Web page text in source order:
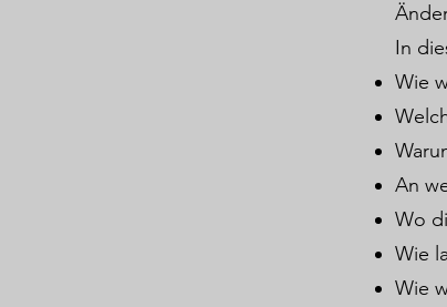
In
Wie
An
Wo
Wie
Wie